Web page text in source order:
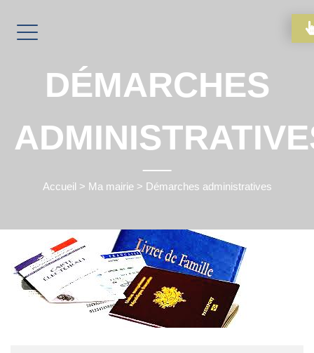
DÉMARCHES
Accueil > Ma mairie> Démarches administratives